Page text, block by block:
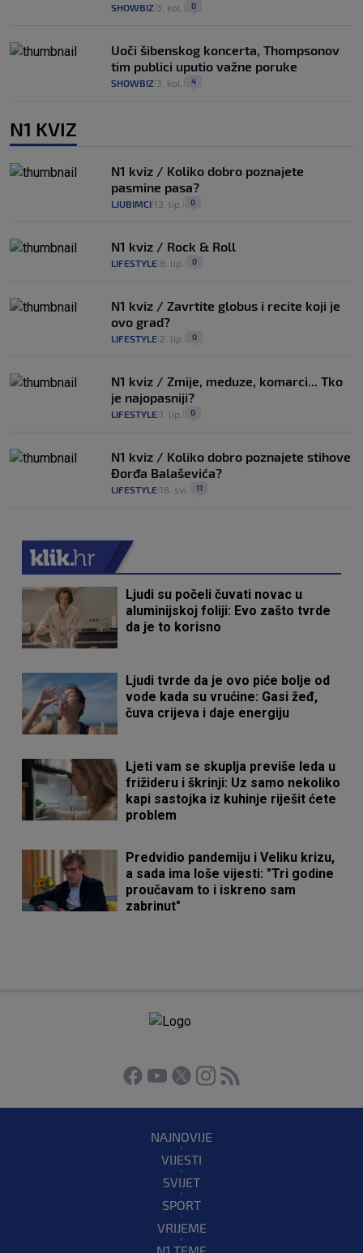
SHOWBIZ 3. kol. 0
Uoči šibenskog koncerta, Thompsonov
tim publici uputio važne poruke
SHOWBIZ 3. kol. 4
N1 KVIZ
N1 kviz / Koliko dobro poznajete
pasmine pasa?
LJUBIMCI 13. lip. 0
N1 kviz / Rock & Roll
LIFESTYLE 8. lip. 0
N1 kviz / Zavrtite globus i recite koji je
ovo grad?
LIFESTYLE 2. lip. 0
N1 kviz / Zmije, meduze, komarci... Tko
je najopasniji?
LIFESTYLE 1. lip. 0
N1 kviz / Koliko dobro poznajete stihove
Đorđa Balaševića?
LIFESTYLE 18. svi. 11
Ljudi su počeli čuvati novac u
aluminijskoj foliji: Evo zašto tvrde
da je to korisno
Ljudi tvrde da je ovo piće bolje od
vode kada su vrućine: Gasi žeđ,
čuva crijeva i daje energiju
Ljeti vam se skuplja previše leda u
frižideru i škrinji: Uz samo nekoliko
kapi sastojka iz kuhinje riješit ćete
problem
Predvidio pandemiju i Veliku krizu,
a sada ima loše vijesti: "Tri godine
proučavam to i iskreno sam
zabrinut"
NAJNOVIJE
VIJESTI
SVIJET
SPORT
VRIJEME